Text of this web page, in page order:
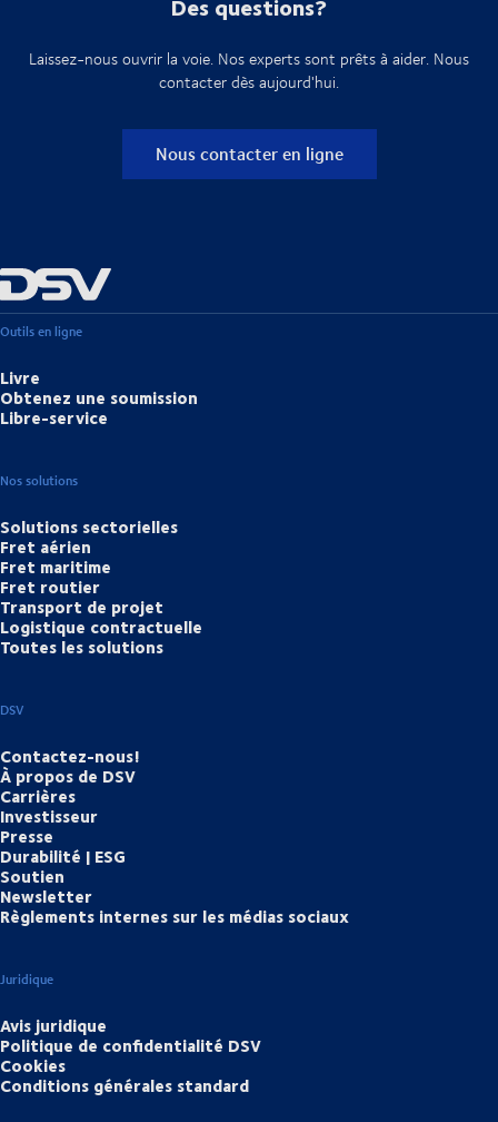
Laissez-nous ouvrir la voie. Nos experts sont prêts à aider. Nous
contacter dès aujourd'hui.
Nous contacter en ligne
Outils en ligne
Livre
Obtenez une soumission
Libre-service
Nos solutions
Solutions sectorielles
Fret aérien
Fret maritime
Fret routier
Transport de projet
Logistique contractuelle
Toutes les solutions
DSV
Contactez-nous!
À propos de DSV
Carrières
Investisseur
Presse
Durabilité | ESG
Soutien
Newsletter
Règlements internes sur les médias sociaux
Juridique
Avis juridique
Politique de confidentialité DSV
Cookies
Conditions générales standard